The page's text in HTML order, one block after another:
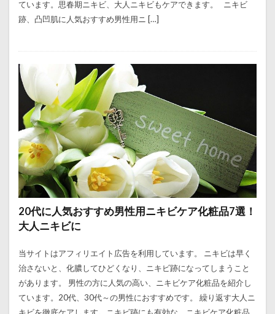
ています。思春期ニキビ、大人ニキビもケアできます。 ニキビ
跡、凸凹肌に人気おすすめ男性用ニ […]
20代に人気おすすめ男性用ニキビケア化粧品7選！
大人ニキビに
当サイトはアフィリエイト広告を利用しています。 ニキビは早く
治さないと、化膿してひどくなり、ニキビ跡になってしまうこと
があります。 男性の方に人気の高い、ニキビケア化粧品を紹介し
ています。20代、30代～の男性におすすめです。 繰り返す大人ニ